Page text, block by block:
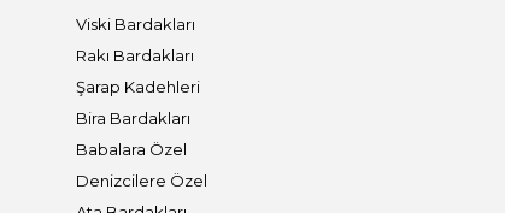
Viski Bardakları
Rakı Bardakları
Şarap Kadehleri
Bira Bardakları
Babalara Özel
Denizcilere Özel